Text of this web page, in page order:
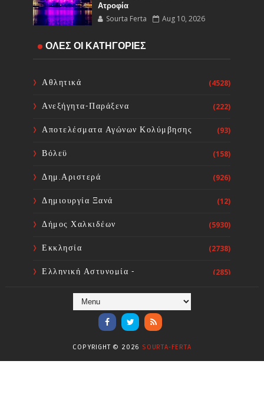
Ατροφία
Sourta Ferta Aug 10, 2026
Πρόγραμμα Εορτασμού Ενορίας
Ε.Ε.Α.
ΟΛΕΣ ΟΙ ΚΑΤΗΓΟΡΙΕΣ
Αθλητικά (4528)
Ανεξήγητα-Παράξενα (222)
Αποτελέσματα Αγώνων Κολύμβησης (93)
Βόλεϋ (158)
Δημ.Αριστερά (926)
Δημιουργία Ξανά (12)
Δήμος Χαλκιδέων (5930)
Εκκλησία (2738)
Ελληνική Αστυνομία -
(285)
Ενόργανη Γυμναστική
COPYRIGHT © 2026 SOURTA-FERTA